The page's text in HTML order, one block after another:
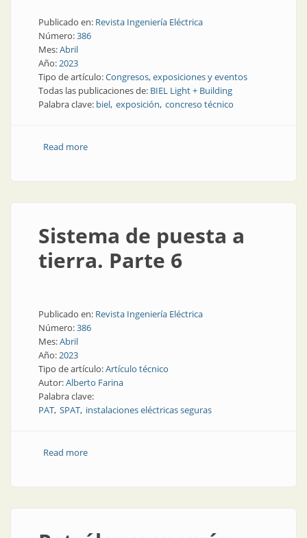
Publicado en: Revista Ingeniería Eléctrica
Número:386
Mes:Abril
Año:2023
Tipo de artículo:Congresos, exposiciones y eventos
Todas las publicaciones de: BIEL Light + Building
Palabra clave: biel exposición concreso técnico
Read moreabout BIEL Light + Building: cuatro días de
Sistema de puesta a
tierra. Parte 6
Publicado en: Revista Ingeniería Eléctrica
Número:386
Mes:Abril
Año:2023
Tipo de artículo:Artículo técnico
Autor:Alberto Farina
Palabra clave:
PAT SPAT instalaciones eléctricas seguras
Read moreabout Sistema de puesta a tierra. Parte 6